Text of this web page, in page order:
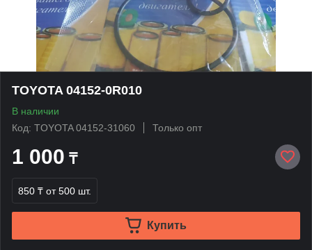
TOYOTA 04152-0R010
В наличии
Код: TOYOTA 04152-31060
Только опт
1 000 ₸
850 ₸ от 500 шт.
Купить